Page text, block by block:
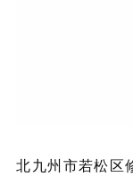
北九州市若松区